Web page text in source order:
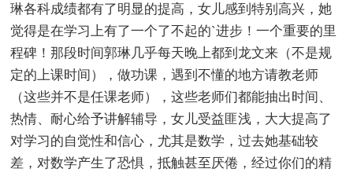
琳各科成绩都有了明显的提高，女儿感到特别高兴，她
觉得是在学习上有了一个了不起的`进步！一个重要的里
程碑！那段时间郭琳几乎每天晚上都到龙文来（不是规
定的上课时间），做功课，遇到不懂的地方请教老师
（这些并不是任课老师），这些老师们都能抽出时间、
热情、耐心给予讲解辅导，女儿受益匪浅，大大提高了
对学习的自觉性和信心，尤其是数学，过去她基础较
差，对数学产生了恐惧，抵触甚至厌倦，经过你们的精